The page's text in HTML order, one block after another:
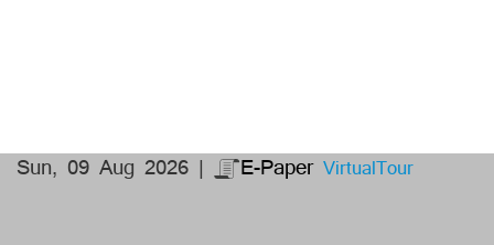
Sun, 09 Aug 2026 | E-Paper VirtualTour